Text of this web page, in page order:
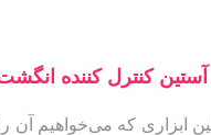
ابزاری که می‌خواهیم